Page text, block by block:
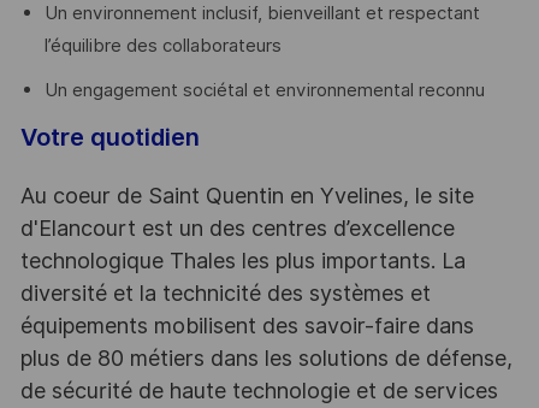
Un environnement inclusif, bienveillant et respectant
l’équilibre des collaborateurs
Un engagement sociétal et environnemental reconnu
Votre quotidien
Au coeur de Saint Quentin en Yvelines, le site
d'Elancourt est un des centres d’excellence
technologique Thales les plus importants. La
diversité et la technicité des systèmes et
équipements mobilisent des savoir-faire dans
plus de 80 métiers dans les solutions de défense,
de sécurité de haute technologie et de services